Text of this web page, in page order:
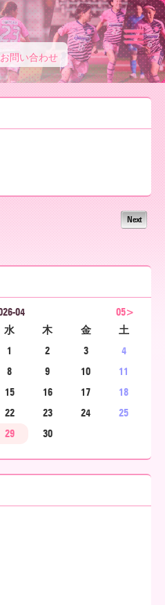
お問い合わせ
Next
04
05>
水 木 金
土
1
2 3
4
8 9 10
11
15 16 17
18
22 23 24
25
29 30